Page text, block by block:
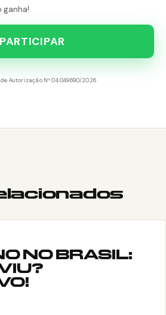
ganha!
PARTICIPAR
Autorização Nº 04.049690/2026
NO BRASIL: